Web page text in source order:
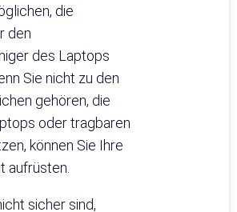
die
den
des Laptops
Sie nicht zu den
gehören, die
oder tragbaren
können Sie Ihre
aufrüsten.
sicher sind,